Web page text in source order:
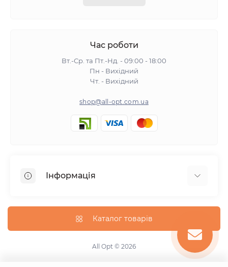
Час роботи
Вт.-Ср. та Пт.-Нд. - 09:00 - 18:00
Пн - Вихідний
Чт. - Вихідний
shop@all-opt.com.ua
Інформація
Оплата та доставка
Повернення та обмін
Політика конфіденційності
Каталог товарів
All Opt © 2026